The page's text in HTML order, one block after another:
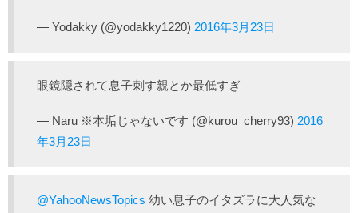
— Yodakky (@yodakky1220) 2016年3月23日
眼鏡隠されて息子刺す親とか最低すぎ
— Naru ※本垢じゃないです (@kurou_cherry93) 2016
年3月23日
@YahooNewsTopics 幼い息子のイタズラに大人気な